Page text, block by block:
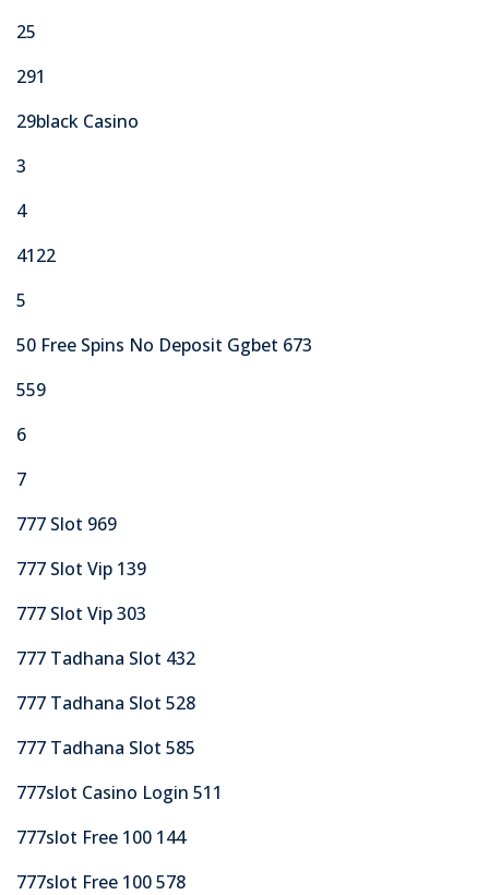
25
291
29black Casino
3
4
4122
5
50 Free Spins No Deposit Ggbet 673
559
6
7
777 Slot 969
777 Slot Vip 139
777 Slot Vip 303
777 Tadhana Slot 432
777 Tadhana Slot 528
777 Tadhana Slot 585
777slot Casino Login 511
777slot Free 100 144
777slot Free 100 578